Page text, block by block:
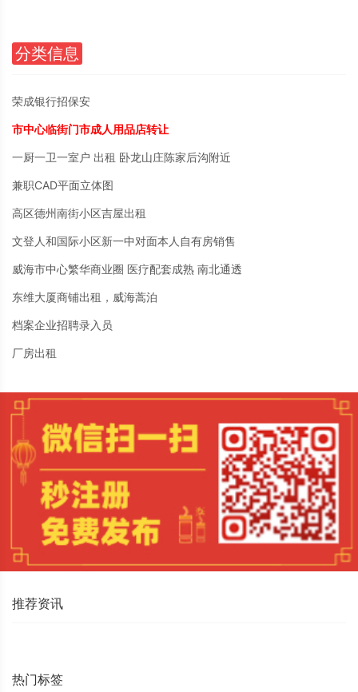
分类信息
荣成银行招保安
市中心临街门市成人用品店转让
一厨一卫一室户 出租 卧龙山庄陈家后沟附近
兼职CAD平面立体图
高区德州南街小区吉屋出租
文登人和国际小区新一中对面本人自有房销售
威海市中心繁华商业圈 医疗配套成熟 南北通透
东维大厦商铺出租，威海蒿泊
档案企业招聘录入员
厂房出租
推荐资讯
热门标签